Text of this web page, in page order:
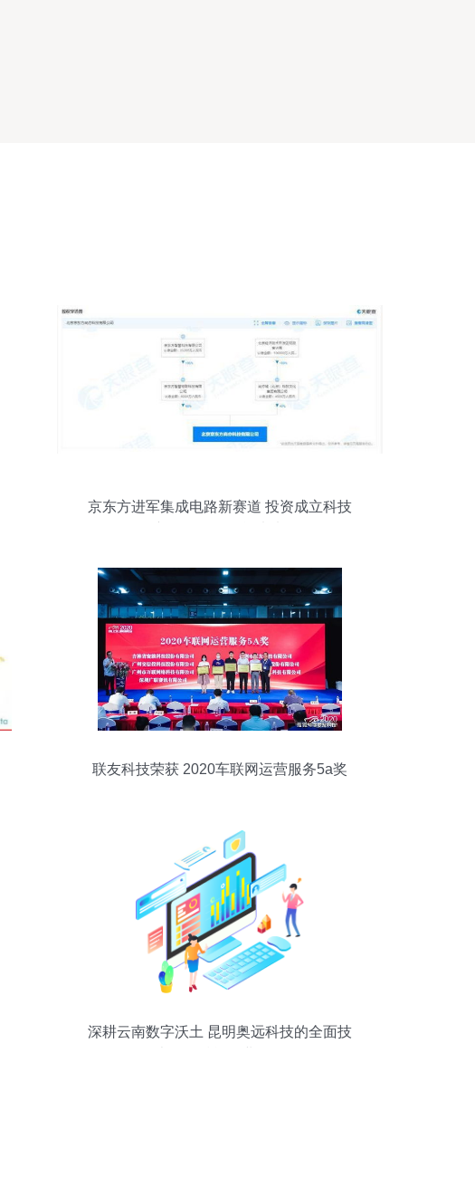
京东方进军集成电路新赛道 投资成立科技
联友科技荣获 2020车联网运营服务5a奖
深耕云南数字沃土 昆明奥远科技的全面技